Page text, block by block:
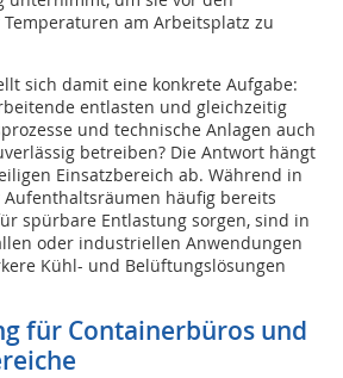
am Arbeitsplatz zu
sich damit eine konkrete Aufgabe:
entlasten und gleichzeitig
und technische Anlagen auch
betreiben? Die Antwort hängt
Einsatzbereich ab. Während in
häufig bereits
spürbare Entlastung sorgen, sind in
oder industriellen Anwendungen
Kühl- und Belüftungslösungen
für Containerbüros und